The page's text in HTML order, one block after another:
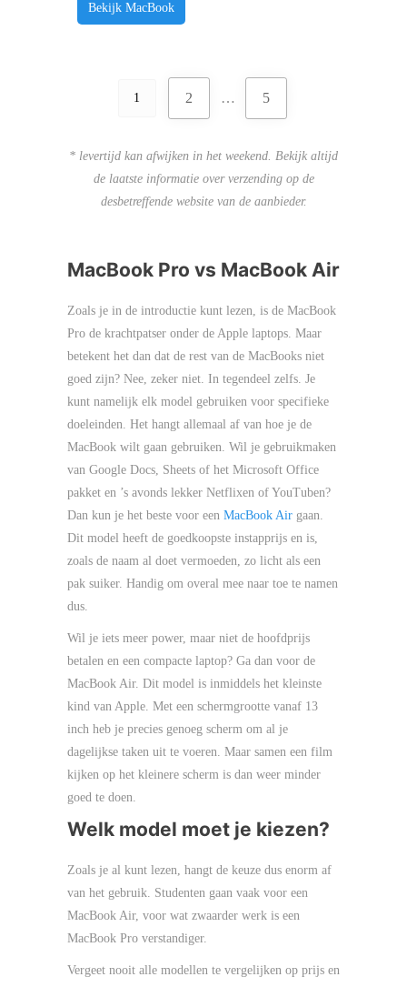
Bekijk MacBook
1 2 … 5
* levertijd kan afwijken in het weekend. Bekijk altijd
de laatste informatie over verzending op de
desbetreffende website van de aanbieder.
MacBook Pro vs MacBook Air
Zoals je in de introductie kunt lezen, is de MacBook
Pro de krachtpatser onder de Apple laptops. Maar
betekent het dan dat de rest van de MacBooks niet
goed zijn? Nee, zeker niet. In tegendeel zelfs. Je
kunt namelijk elk model gebruiken voor specifieke
doeleinden. Het hangt allemaal af van hoe je de
MacBook wilt gaan gebruiken. Wil je gebruikmaken
van Google Docs, Sheets of het Microsoft Office
pakket en ’s avonds lekker Netflixen of YouTuben?
Dan kun je het beste voor een MacBook Air gaan.
Dit model heeft de goedkoopste instapprijs en is,
zoals de naam al doet vermoeden, zo licht als een
pak suiker. Handig om overal mee naar toe te namen
dus.
Wil je iets meer power, maar niet de hoofdprijs
betalen en een compacte laptop? Ga dan voor de
MacBook Air. Dit model is inmiddels het kleinste
kind van Apple. Met een schermgrootte vanaf 13
inch heb je precies genoeg scherm om al je
dagelijkse taken uit te voeren. Maar samen een film
kijken op het kleinere scherm is dan weer minder
goed te doen.
Welk model moet je kiezen?
Zoals je al kunt lezen, hangt de keuze dus enorm af
van het gebruik. Studenten gaan vaak voor een
MacBook Air, voor wat zwaarder werk is een
MacBook Pro verstandiger.
Vergeet nooit alle modellen te vergelijken op prijs en